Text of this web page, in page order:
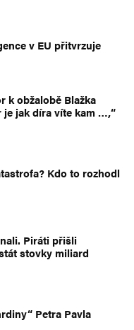
v EU přitvrzuje
k obžalobě Blažka
je jak díra víte kam …,“
Kdo to rozhodl
Piráti přišli
stovky miliard
Petra Pavla